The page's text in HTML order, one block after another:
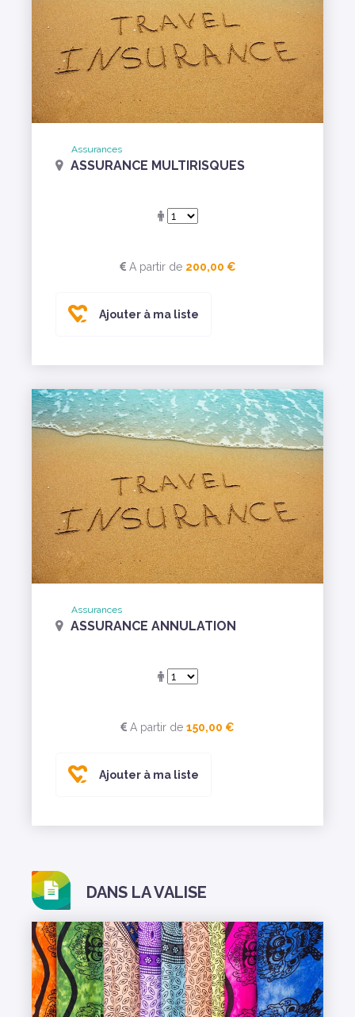
Assurances
ASSURANCE MULTIRISQUES
A partir de 200,00 €
Ajouter à ma liste
Assurances
ASSURANCE ANNULATION
A partir de 150,00 €
Ajouter à ma liste
DANS LA VALISE